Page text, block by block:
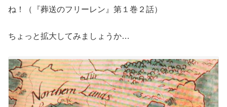
ね！（『葬送のフリーレン』第１巻２話）
ちょっと拡大してみましょうか…